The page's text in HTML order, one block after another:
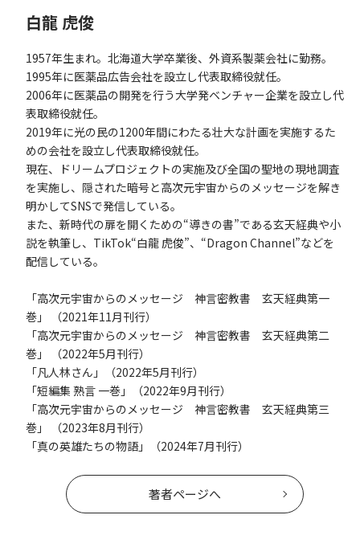
白龍 虎俊
1957年生まれ。北海道大学卒業後、外資系製薬会社に勤務。
1995年に医薬品広告会社を設立し代表取締役就任。
2006年に医薬品の開発を行う大学発ベンチャー企業を設立し代
表取締役就任。
2019年に光の民の1200年間にわたる壮大な計画を実施するた
めの会社を設立し代表取締役就任。
現在、ドリームプロジェクトの実施及び全国の聖地の現地調査
を実施し、隠された暗号と高次元宇宙からのメッセージを解き
明かしてSNSで発信している。
また、新時代の扉を開くための“導きの書”である玄天経典や小
説を執筆し、TikTok“白龍 虎俊”、“Dragon Channel”などを
配信している。
「高次元宇宙からのメッセージ 神言密教書 玄天経典第一
巻」 （2021年11月刊行）
「高次元宇宙からのメッセージ 神言密教書 玄天経典第二
巻」 （2022年5月刊行）
「凡人林さん」（2022年5月刊行）
「短編集 熟言 一巻」（2022年9月刊行）
「高次元宇宙からのメッセージ 神言密教書 玄天経典第三
巻」 （2023年8月刊行）
「真の英雄たちの物語」（2024年7月刊行）
著者ページへ